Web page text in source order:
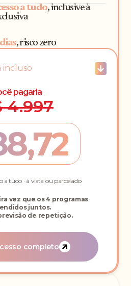
a tudo, inclusive à
, risco zero
incluso
pagaria
4.997
a tudo · à vista ou parcelado
vez que os 4 programas
juntos.
de repetição.
completo